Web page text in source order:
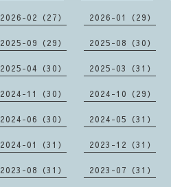
2026-02（27） 2026-01（29）
2025-09（29） 2025-08（30）
2025-04（30） 2025-03（31）
2024-11（30） 2024-10（29）
2024-06（30） 2024-05（31）
2024-01（31） 2023-12（31）
2023-08（31） 2023-07（31）